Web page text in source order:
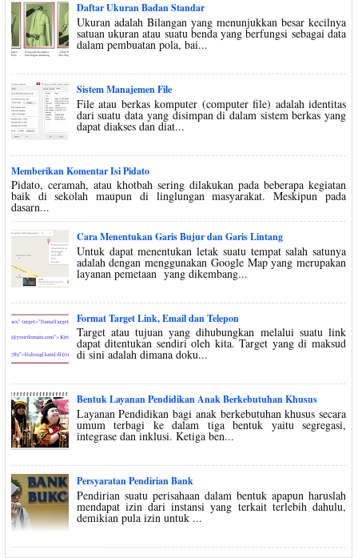
Daftar Ukuran Badan Standar
Ukuran adalah Bilangan yang menunjukkan besar kecilnya
satuan ukuran atau suatu benda yang berfungsi sebagai data
dalam pembuatan pola, bai...
Sistem Manajemen File
File atau berkas komputer (computer file) adalah identitas
dari suatu data yang disimpan di dalam sistem berkas yang
dapat diakses dan diat...
Memberikan Komentar Isi Pidato
Pidato, ceramah, atau khotbah sering dilakukan pada beberapa kegiatan
baik di sekolah maupun di linglungan masyarakat. Meskipun pada
dasarn...
Cara Menentukan Garis Bujur dan Garis Lintang
Untuk dapat menentukan letak suatu tempat salah satunya
adalah dengan menggunakan Google Map yang merupakan
layanan pemetaan yang dikembang...
Format Target Link, Email dan Telepon
Target atau tujuan yang dihubungkan melalui suatu link
dapat ditentukan sendiri oleh kita. Target yang di maksud
di sini adalah dimana doku...
Bentuk Layanan Pendidikan Anak Berkebutuhan Khusus
Layanan Pendidikan bagi anak berkebutuhan khusus secara
umum terbagi ke dalam tiga bentuk yaitu segregasi,
integrase dan inklusi. Ketiga ben...
Persyaratan Pendirian Bank
Pendirian suatu perisahaan dalam bentuk apapun haruslah
mendapat izin dari instansi yang terkait terlebih dahulu,
demikian pula izin untuk ...